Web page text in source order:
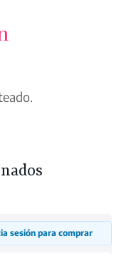
sesión para comprar